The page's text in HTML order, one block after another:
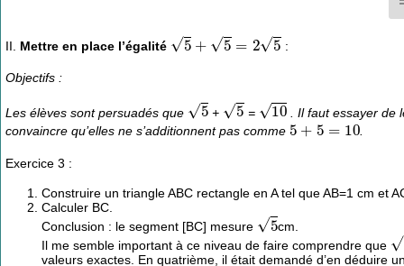
II. Mettre en place l’égalité +5 = 5 :
Objectifs :
Les élèves sont persuadés que + = 10
. Il faut essayer de
convaincre qu’elles ne s’additionnent pas comme 5+5=10 .
Exercice 3 :
Construire un triangle ABC rectangle en A tel que AB=1 cm et
Calculer BC.
Conclusion : le segment [BC] mesure
cm.
Il me semble important à ce niveau de faire comprendre que
valeurs exactes. En quatrième, il était demandé d’en déduire